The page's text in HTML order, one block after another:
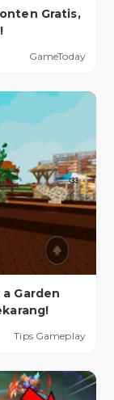
Gratis,
GameToday
Garden
Tips Gameplay